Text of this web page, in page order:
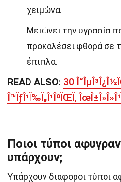
χειμώνα.
Μειώνει την υγρασία
προκαλέσει φθορά σε
έπιπλα.
READ ALSO: 30
Î™ÏƒÎ¹Ï‰Ï„Î¹ÎºÏŒÏ‚
Ποιοι τύποι
υπάρχουν;
Υπάρχουν διάφοροι τύποι